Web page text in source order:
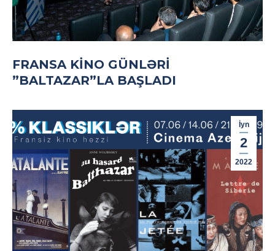
FRANSA KİNO GÜNLƏRİ
”BALTAZAR”LA BAŞLADI
İyn
2
2022